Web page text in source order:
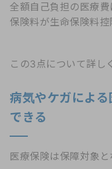
全額自己負担の医療
保険料が生命保険料
この3点について詳し
病気やケガによ
できる
医療保険は保障対象